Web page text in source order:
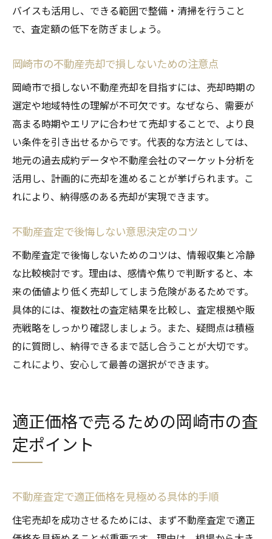
バイスも活用し、できる範囲で整備・清掃を行うこと
で、査定額の低下を防ぎましょう。
岡崎市の不動産売却で損しないための注意点
岡崎市で損しない不動産売却を目指すには、売却時期の
選定や地域特性の理解が不可欠です。なぜなら、需要が
高まる時期やエリアに合わせて売却することで、より良
い条件を引き出せるからです。代表的な方法としては、
地元の過去成約データや不動産会社のマーケット分析を
活用し、計画的に売却を進めることが挙げられます。こ
れにより、納得感のある売却が実現できます。
不動産査定で後悔しない意思決定のコツ
不動産査定で後悔しないためのコツは、情報収集と冷静
な比較検討です。理由は、感情や焦りで判断すると、本
来の価値より低く売却してしまう危険があるためです。
具体的には、複数社の査定結果を比較し、査定根拠や販
売戦略をしっかり確認しましょう。また、疑問点は積極
的に質問し、納得できるまで話し合うことが大切です。
これにより、安心して最善の選択ができます。
適正価格で売るための岡崎市の査
定ポイント
不動産査定で適正価格を見極める具体的手順
住宅売却を成功させるためには、まず不動産査定で適正